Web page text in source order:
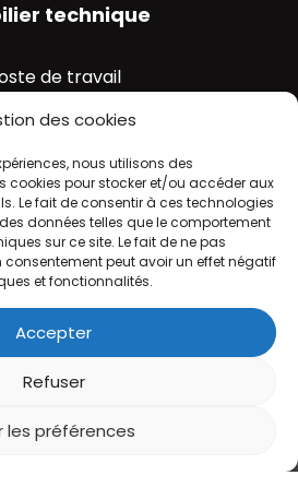
des cookies
nous utilisons des
cookies pour stocker et/ou accéder aux
Le fait de consentir à ces technologies
données telles que le comportement
sur ce site. Le fait de ne pas
consentement peut avoir un effet négatif
et fonctionnalités.
Accepter
Refuser
les préférences
technique
de travail
industriel​
visuel